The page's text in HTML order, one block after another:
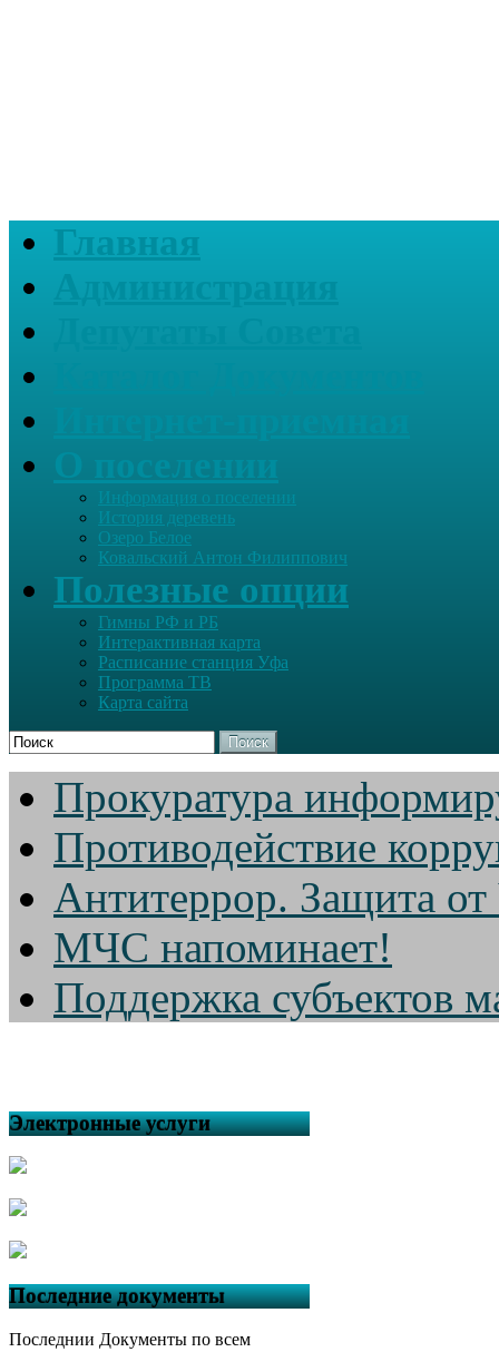
Главная
Информация о поселении
История деревень
Озеро Белое
Ковальский Антон Филиппович
Полезные опции
Гимны РФ и РБ
Интерактивная карта
Расписание станция Уфа
Программа ТВ
Карта сайта
Поиск
Прокуратура
Противодействие
Антитеррор. Защита
МЧС напоминает!
Поддержка субъектов
Электронные услуги
Последние документы
Последнии Документы по всем